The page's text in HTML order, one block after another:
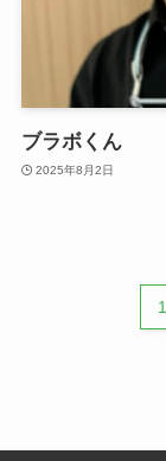
ブラボくん
2025年8月2日
1